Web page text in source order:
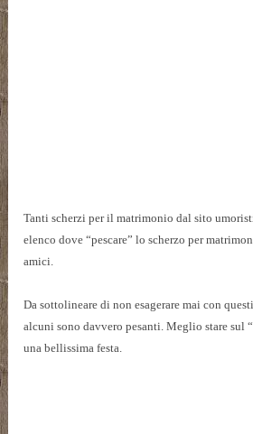
Tanti scherzi per il matrimonio dal sito
elenco dove “pescare” lo scherzo per
amici.
Da sottolineare di non esagerare mai con
alcuni sono davvero pesanti. Meglio stare sul
una bellissima festa.